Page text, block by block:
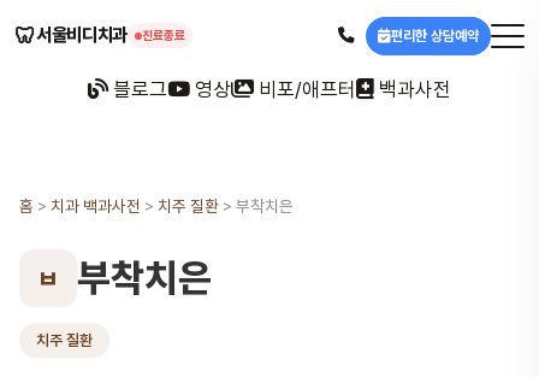
🦷서울비디치과 진료종료 편리한 상담예약
블로그 영상 비포/애프터 백과사전
홈 > 치과 백과사전 > 치주 질환 > 부착치은
ㅂ 부착치은
치주 질환